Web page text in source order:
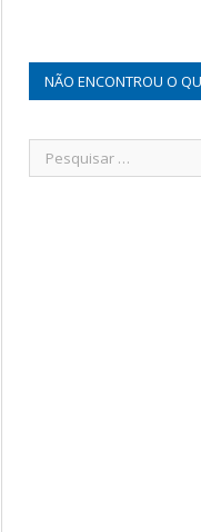
NÃO ENCONTROU O